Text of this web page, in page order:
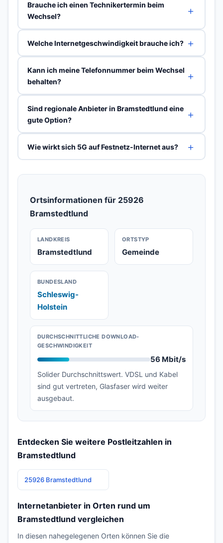
Brauche ich einen Technikertermin beim
Wechsel?
Welche Internetgeschwindigkeit brauche ich?
Kann ich meine Telefonnummer beim Wechsel
behalten?
Sind regionale Anbieter in Bramstedtlund eine
gute Option?
Wie wirkt sich 5G auf Festnetz-Internet aus?
Ortsinformationen für 25926
Bramstedtlund
LANDKREIS
Bramstedtlund
ORTSTYP
Gemeinde
BUNDESLAND
Schleswig-
Holstein
DURCHSCHNITTLICHE DOWNLOAD-
GESCHWINDIGKEIT
56 Mbit/s
Solider Durchschnittswert. VDSL und Kabel
sind gut vertreten, Glasfaser wird weiter
ausgebaut.
Entdecken Sie weitere Postleitzahlen in
Bramstedtlund
25926 Bramstedtlund
Internetanbieter in Orten rund um
Bramstedtlund vergleichen
In diesen nahegelegenen Orten können Sie die